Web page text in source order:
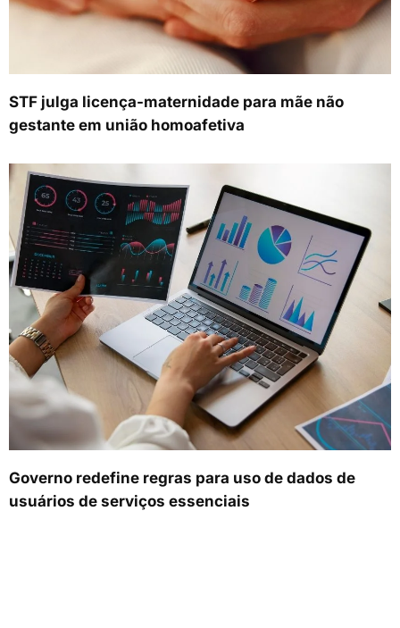
STF julga licença-maternidade para mãe não
gestante em união homoafetiva
Governo redefine regras para uso de dados de
usuários de serviços essenciais